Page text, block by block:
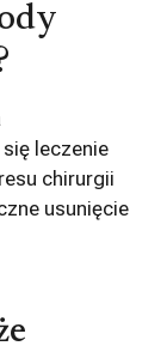
leczenie
chirurgii
usunięcie